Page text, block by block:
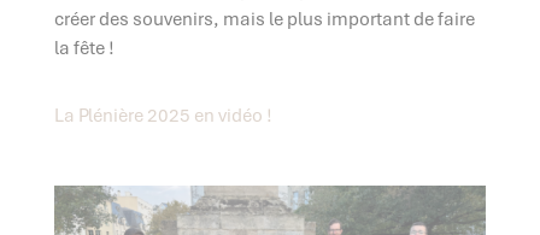
créer des souvenirs, mais le plus important de faire
la fête !
La Plénière 2025 en vidéo !